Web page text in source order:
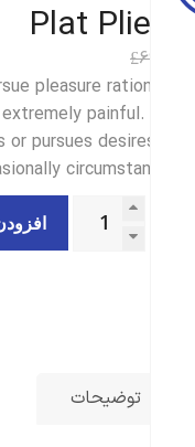
Plat
قیمت
اصلی
£69.00
بود.
قیمت
فعلی
£49.00
است.
pursue pleasure
are extremely painful.
loves or pursues
occasionally
افزودن به
توضیحات